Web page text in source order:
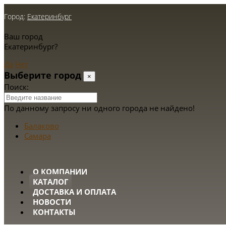
Город: Екатеринбург
Ваш город
Екатеринбург?
Да Нет
Выберите город ×
Поиск:
По данному запросу ни одного города не найдено!
Балаково
Самара
О КОМПАНИИ
КАТАЛОГ
ДОСТАВКА И ОПЛАТА
НОВОСТИ
КОНТАКТЫ